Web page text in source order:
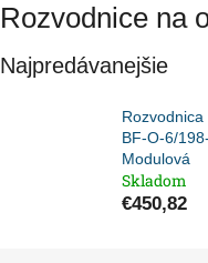
Rozvodnice na
Najpredávanejšie
BF-O-6/
Modulová
Skladom
€450,82